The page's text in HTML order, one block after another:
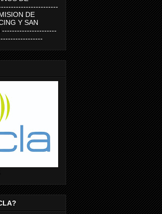
DE
Y SAN
----------------------